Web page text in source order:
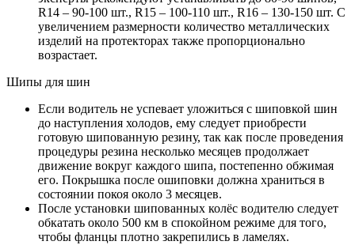
R14 – 90-100 шт., R15 – 100-110 шт., R16 – 130-150 шт. С
увеличением размерности количество металлических
изделий на протекторах также пропорционально
возрастает.
Шипы для шин
Если водитель не успевает уложиться с шиповкой шин
до наступления холодов, ему следует приобрести
готовую шипованную резину, так как после проведения
процедуры резина несколько месяцев продолжает
движение вокруг каждого шипа, постепенно обжимая
его. Покрышка после ошиповки должна храниться в
состоянии покоя около 3 месяцев.
После установки шипованных колёс водителю следует
обкатать около 500 км в спокойном режиме для того,
чтобы фланцы плотно закрепились в ламелях.